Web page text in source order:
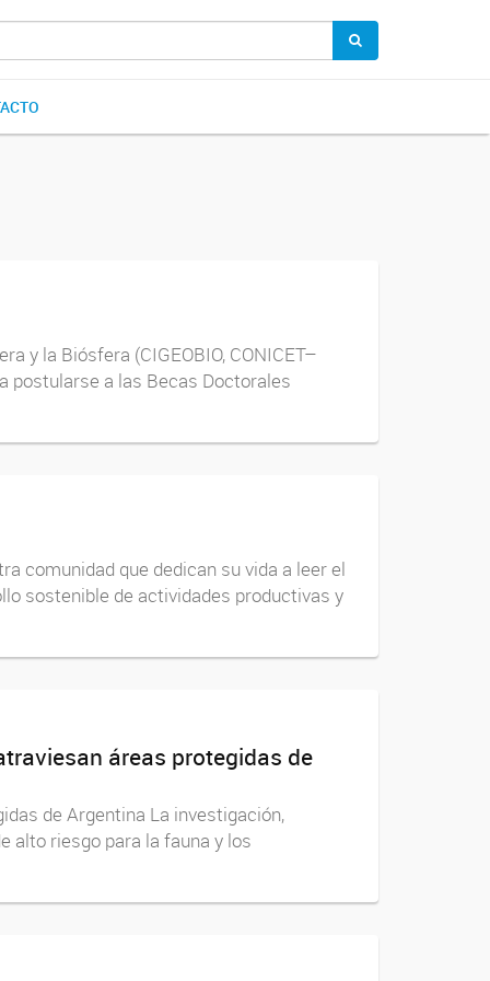
y la Biósfera (CIGEOBIO, CONICET–
postularse a las Becas Doctorales
comunidad que dedican su vida a leer el
sostenible de actividades productivas y
áreas protegidas de
de Argentina La investigación,
alto riesgo para la fauna y los